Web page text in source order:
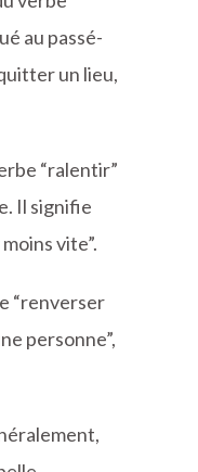
au passé-
un lieu,
“ralentir”
Il signifie
vite”.
“renverser
personne”,